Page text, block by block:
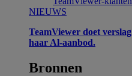
NIEUWS
TeamViewer doet
haar Al-aanbod.
Bronnen